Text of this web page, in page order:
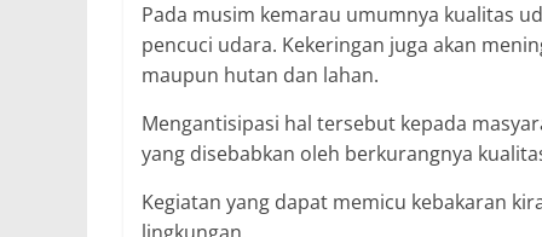
Pada musim kemarau umumnya kualitas
pencuci udara. Kekeringan juga akan
maupun hutan dan lahan.
Mengantisipasi hal tersebut kepada
yang disebabkan oleh berkurangnya
Kegiatan yang dapat memicu kebakaran